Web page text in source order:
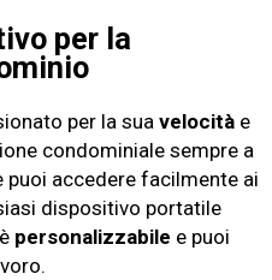
per la
per la sua velocità e
condominiale sempre a
puoi accedere facilmente ai
dispositivo portatile
personalizzabile e puoi